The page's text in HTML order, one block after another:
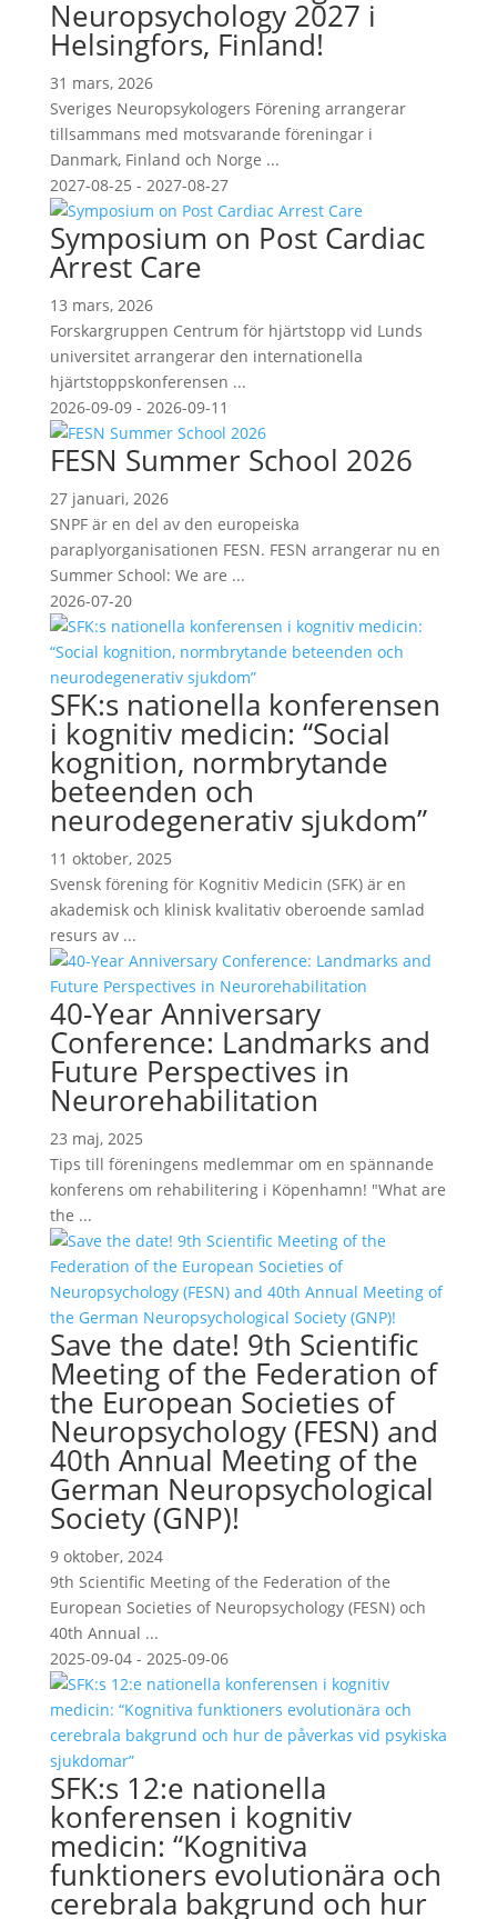
Neuropsychology 2027 i
Helsingfors, Finland!
31 mars, 2026
Sveriges Neuropsykologers Förening arrangerar
tillsammans med motsvarande föreningar i
Danmark, Finland och Norge ...
2027-08-25 - 2027-08-27
Symposium on Post Cardiac
Arrest Care
13 mars, 2026
Forskargruppen Centrum för hjärtstopp vid Lunds
universitet arrangerar den internationella
hjärtstoppskonferensen ...
2026-09-09 - 2026-09-11
FESN Summer School 2026
27 januari, 2026
SNPF är en del av den europeiska
paraplyorganisationen FESN. FESN arrangerar nu en
Summer School: We are ...
2026-07-20
SFK:s nationella konferensen
i kognitiv medicin: “Social
kognition, normbrytande
beteenden och
neurodegenerativ sjukdom”
11 oktober, 2025
Svensk förening för Kognitiv Medicin (SFK) är en
akademisk och klinisk kvalitativ oberoende samlad
resurs av ...
40-Year Anniversary
Conference: Landmarks and
Future Perspectives in
Neurorehabilitation
23 maj, 2025
Tips till föreningens medlemmar om en spännande
konferens om rehabilitering i Köpenhamn! "What are
the ...
Save the date! 9th Scientific
Meeting of the Federation of
the European Societies of
Neuropsychology (FESN) and
40th Annual Meeting of the
German Neuropsychological
Society (GNP)!
9 oktober, 2024
9th Scientific Meeting of the Federation of the
European Societies of Neuropsychology (FESN) och
40th Annual ...
2025-09-04 - 2025-09-06
SFK:s 12:e nationella
konferensen i kognitiv
medicin: “Kognitiva
funktioners evolutionära och
cerebrala bakgrund och hur